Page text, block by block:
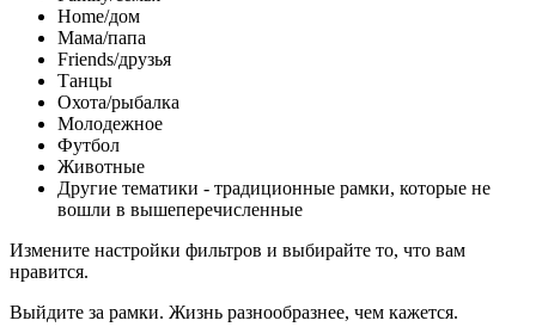
Home/дом
Мама/папа
Friends/друзья
Танцы
Охота/рыбалка
Молодежное
Футбол
Животные
Другие тематики - традиционные рамки, которые не
вошли в вышеперечисленные
Измените настройки фильтров и выбирайте то, что вам
нравится.
Выйдите за рамки. Жизнь разнообразнее, чем кажется.